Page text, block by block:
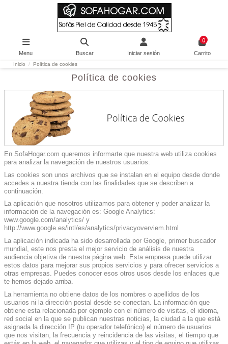
Menu Buscar Iniciar sesión
0
Carrito
Inicio Política de cookies
Política de cookies
En SofaHogar.com queremos informarte que nuestra web utiliza cookies
para analizar la navegación de nuestros usuarios.
Las cookies son unos archivos que se instalan en el equipo desde donde
accedes a nuestra tienda con las finalidades que se describen a
continuación.
La aplicación que nosotros utilizamos para obtener y poder analizar la
información de la navegación es: Google Analytics:
www.google.com/analytics/ y
http://www.google.es/intl/es/analytics/privacyoverviem.html
La aplicación indicada ha sido desarrollada por Google, primer buscador
mundial, este nos presta el mejor servicio de análisis de nuestra
audiencia objetiva de nuestra página web. Esta empresa puede utilizar
estos datos para mejorar sus propios servicios y para ofrecer servicios a
otras empresas. Puedes conocer esos otros usos desde los enlaces que
te hemos dejado arriba.
La herramienta no obtiene datos de los nombres o apellidos de los
usuarios ni la dirección postal desde se conectan. La información que
obtiene esta relacionada por ejemplo con el número de visitas, el idioma,
red social en la que se publican nuestras noticias, la ciudad a la que está
asignada la dirección IP (tu operador telefónico) el número de usuarios
que nos visitan, la frecuencia y reincidencia de las visitas, el tiempo que